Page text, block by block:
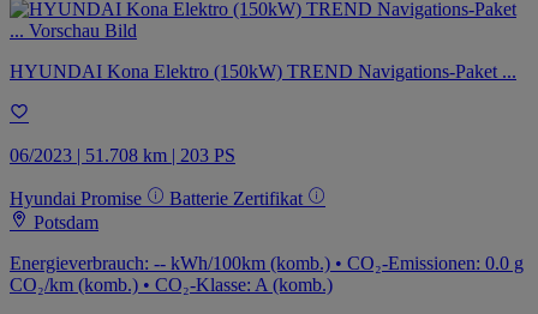
HYUNDAI Kona Elektro (150kW) TREND Navigations-Paket ...
06/2023 | 51.708 km | 203 PS
Hyundai Promise
Batterie Zertifikat
Potsdam
Energieverbrauch: -- kWh/100km (komb.) • CO₂-Emissionen: 0.0 g
CO₂/km (komb.) • CO₂-Klasse: A (komb.)